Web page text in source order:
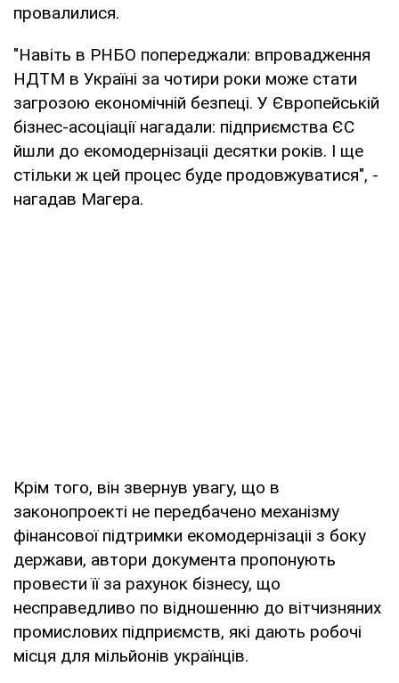
провалилися.
"Навіть в РНБО попереджали: впровадження
НДТМ в Україні за чотири роки може стати
загрозою економічній безпеці. У Європейській
бізнес-асоціації нагадали: підприємства ЄС
йшли до екомодернізаціі десятки років. І ще
стільки ж цей процес буде продовжуватися", -
нагадав Магера.
Крім того, він звернув увагу, що в
законопроекті не передбачено механізму
фінансової підтримки екомодернізаціі з боку
держави, автори документа пропонують
провести її за рахунок бізнесу, що
несправедливо по відношенню до вітчизняних
промислових підприємств, які дають робочі
місця для мільйонів українців.